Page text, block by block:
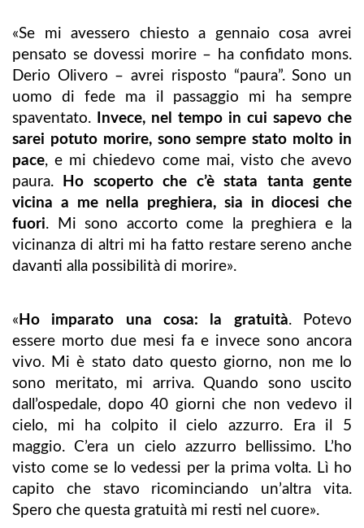
«Se mi avessero chiesto a gennaio cosa avrei
pensato se dovessi morire – ha confidato mons.
Derio Olivero – avrei risposto “paura”. Sono un
uomo di fede ma il passaggio mi ha sempre
spaventato.
Invece, nel tempo in cui sapevo che
sarei potuto morire, sono sempre stato molto in
pace, e mi chiedevo come mai, visto che avevo
paura.
Ho scoperto che c’è stata tanta gente
vicina a me nella preghiera, sia in diocesi che
fuori. Mi sono accorto come la preghiera e la
vicinanza di altri mi ha fatto restare sereno anche
davanti alla possibilità di morire».
« Ho imparato una cosa: la gratuità. Potevo
essere morto due mesi fa e invece sono ancora
vivo. Mi è stato dato questo giorno, non me lo
sono meritato, mi arriva. Quando sono uscito
dall’ospedale, dopo 40 giorni che non vedevo il
cielo, mi ha colpito il cielo azzurro. Era il 5
maggio. C’era un cielo azzurro bellissimo. L’ho
visto come se lo vedessi per la prima volta. Lì ho
capito che stavo ricominciando un’altra vita.
Spero che questa gratuità mi resti nel cuore».